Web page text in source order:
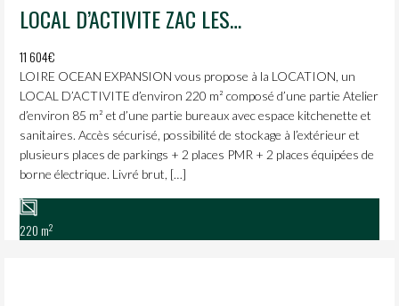
LOCAL D’ACTIVITE ZAC LES GRANDS MOULINS LA MARNE
11 604€
LOIRE OCEAN EXPANSION vous propose à la LOCATION, un
LOCAL D’ACTIVITE d’environ 220 m² composé d’une partie Atelier
d’environ 85 m² et d’une partie bureaux avec espace kitchenette et
sanitaires. Accès sécurisé, possibilité de stockage à l’extérieur et
plusieurs places de parkings + 2 places PMR + 2 places équipées de
borne électrique. Livré brut, […]
220 m2